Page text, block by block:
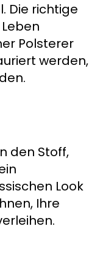
Die richtige
Polsterer
werden,
den Stoff,
Look
Ihre